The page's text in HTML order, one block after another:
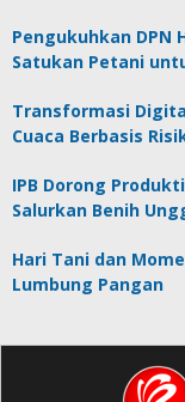
Pengukuhkan DPN
Satukan Petani
Transformasi
Cuaca Berbasis
IPB Dorong
Salurkan Benih
Hari Tani dan
Lumbung Pangan